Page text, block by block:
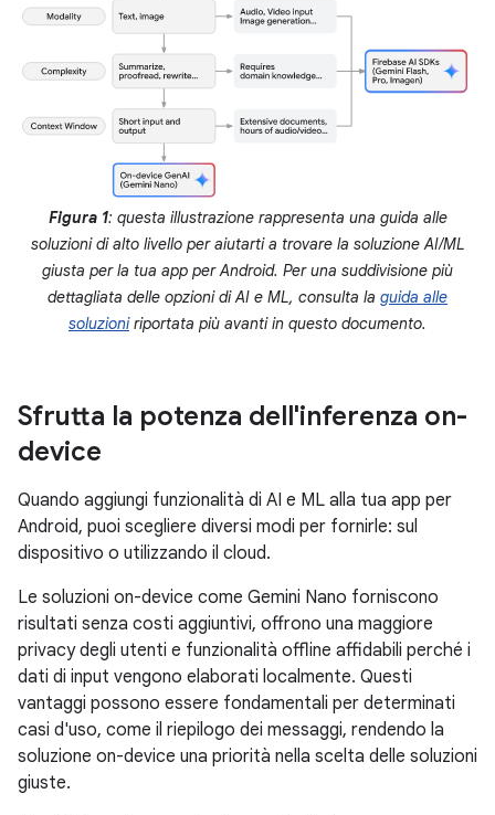
Figura 1: questa illustrazione rappresenta una guida alle
soluzioni di alto livello per aiutarti a trovare la soluzione AI/ML
giusta per la tua app per Android. Per una suddivisione più
dettagliata delle opzioni di AI e ML, consulta la guida alle
soluzioniriportata più avanti in questo documento.
Sfrutta la potenza dell'inferenza on-
device
Quando aggiungi funzionalità di AI e ML alla tua app per
Android, puoi scegliere diversi modi per fornirle: sul
dispositivo o utilizzando il cloud.
Le soluzioni on-device come Gemini Nano forniscono
risultati senza costi aggiuntivi, offrono una maggiore
privacy degli utenti e funzionalità offline affidabili perché i
dati di input vengono elaborati localmente. Questi
vantaggi possono essere fondamentali per determinati
casi d'uso, come il riepilogo dei messaggi, rendendo la
soluzione on-device una priorità nella scelta delle soluzioni
giuste.